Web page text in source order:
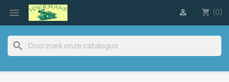
 shopping_cart (0)

search